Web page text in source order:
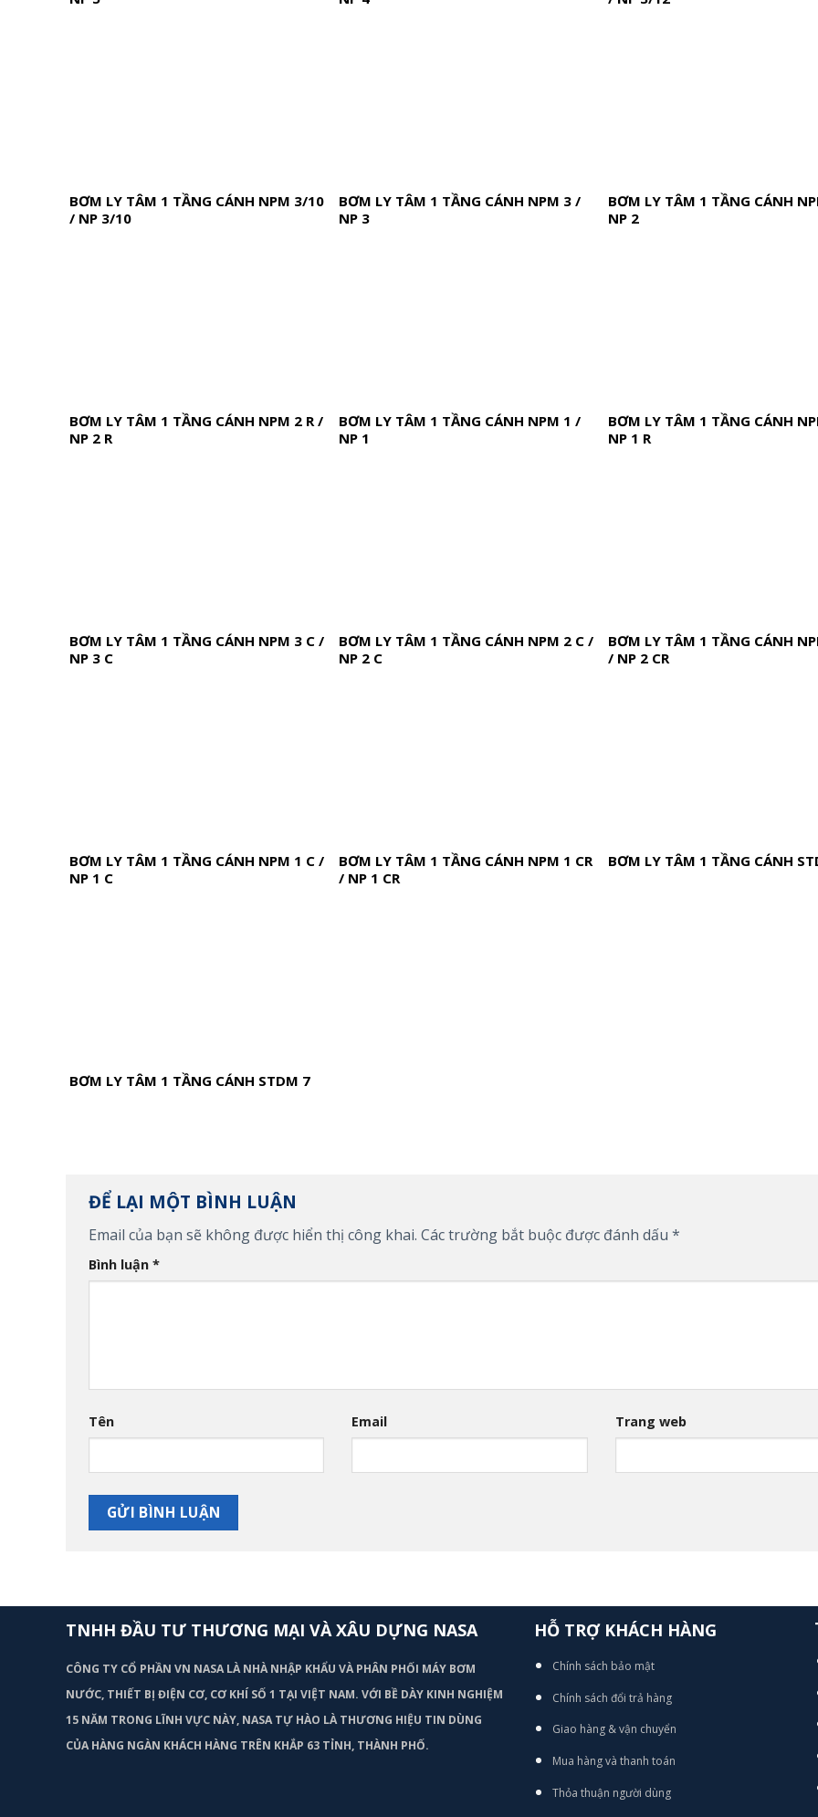
BƠM LY TÂM 1 TẦNG CÁNH NPM 3/10
/ NP 3/10
BƠM LY TÂM 1 TẦNG CÁNH NPM 3 /
NP 3
BƠM LY TÂM 1 TẦNG CÁNH
NP 2
BƠM LY TÂM 1 TẦNG CÁNH NPM 2 R /
NP 2 R
BƠM LY TÂM 1 TẦNG CÁNH NPM 1 /
NP 1
BƠM LY TÂM 1 TẦNG CÁNH
NP 1 R
BƠM LY TÂM 1 TẦNG CÁNH NPM 3 C /
NP 3 C
BƠM LY TÂM 1 TẦNG CÁNH NPM 2 C /
NP 2 C
BƠM LY TÂM 1 TẦNG CÁNH
/ NP 2 CR
BƠM LY TÂM 1 TẦNG CÁNH NPM 1 C /
NP 1 C
BƠM LY TÂM 1 TẦNG CÁNH NPM 1 CR
/ NP 1 CR
BƠM LY TÂM 1 TẦNG CÁNH
BƠM LY TÂM 1 TẦNG CÁNH STDM 7
ĐỂ LẠI MỘT BÌNH LUẬN
Email của bạn sẽ không được hiển thị công khai. Các trường bắt buộc được đánh dấu *
Bình luận *
Tên Email Trang web
TNHH ĐẦU TƯ THƯƠNG MẠI VÀ XÂU DỰNG NASA
CÔNG TY CỔ PHẦN VN NASA LÀ NHÀ NHẬP KHẨU VÀ PHÂN PHỐI MÁY BƠM
NƯỚC, THIẾT BỊ ĐIỆN CƠ, CƠ KHÍ SỐ 1 TẠI VIỆT NAM. VỚI BỀ DÀY KINH NGHIỆM
15 NĂM TRONG LĨNH VỰC NÀY, NASA TỰ HÀO LÀ THƯƠNG HIỆU TIN DÙNG
CỦA HÀNG NGÀN KHÁCH HÀNG TRÊN KHẮP 63 TỈNH, THÀNH PHỐ.
HỖ TRỢ KHÁCH HÀNG
Chính sách bảo mật
Chính sách đổi trả hàng
Giao hàng & vận chuyển
Mua hàng và thanh toán
Thỏa thuận người dùng